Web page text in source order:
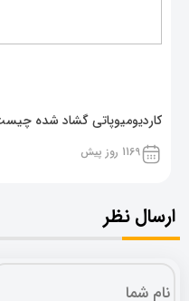
کاردیومیوپاتی گشاد شده
1169 روز پیش
ارسال نظر